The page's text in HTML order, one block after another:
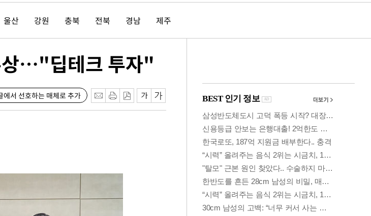
울산 강원 충북 전북 경남 제주
상…"딥테크 투자"
에서 선호하는 매체로 추가